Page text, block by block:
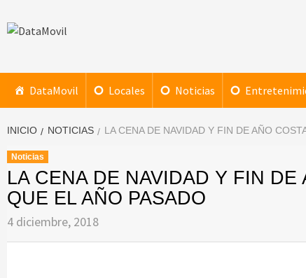
al
DataMovil
DataMovil Locales Noticias
INICIO NOTICIAS LA CENA DE NAVIDAD Y FIN DE AÑO
Noticias
LA CENA DE NAVIDAD Y FIN
QUE EL AÑO PASADO
4 diciembre, 2018